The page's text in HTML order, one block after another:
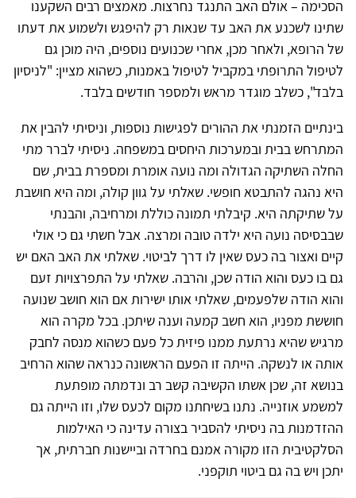
הסכימה – אולם האב התנגד נחרצות. מאמצים רבים השקענו
שתינו לשכנע את האב עד שנאות רק להיפגש ולשמוע את דעתו
של הרופא, ולאחר מכן, אחרי שכנועים נוספים, היה מוכן גם
לטיפול התרופתי במקביל לטיפול באמנות, כשהוא מציין: "לניסיון
בלבד", כשלב מוגדר מראש ולמספר חודשים בלבד.
בינתיים הזמנתי את ההורים לפגישות נוספות, וניסיתי להבין את
המתרחש בבית ובמערכות היחסים במשפחה. ניסיתי לברר מתי
החלה השתיקה הגדולה ומה נועה אומרת ומספרת בבית, שם
היא נהגה להתבטא חופשי. שאלתי על גוון קולה, ומה היא חושבת
על שתיקתה היא. קיבלתי תמונה כוללת ומרחיבה, והבנתי
שבבסיסה נועה היא ילדה טובה ומרצה. אבל חשתי גם כי אולי
קיים ואצור בה כעס שאין לו דרך לביטוי. שאלתי את האב האם יש
גם בו כעס והוא הודה שכן, והרבה. שאלתי על התפרצויות זעם
והוא הודה שלפעמים, שאלתי אותו ישירות אם הוא חושב שנועה
חוששת מפניו, הוא חשב קמעה וענה שיתכן. בכל מקרה הוא
מרגיש שהיא נרתעת ממנו פיזית כל פעם כשהוא מנסה לחבק
אותה או לנשקה. הייתה זו הפעם הראשונה כנראה שהוא הרחיב
בנושא זה, שכן אשתו הקשיבה קשב רב ונדמתה מופתעת
למשמע אוזנייה. נתנו בשיחתנו מקום לכעס שלו, וזו הייתה גם
ההזדמנות בה ניסיתי להסביר בצורה עדינה כי האילמות
הסלקטיבית הזו מקורה אמנם בחרדה וביישנות חברתית, אך
יתכן ויש בה גם ביטוי תוקפני.